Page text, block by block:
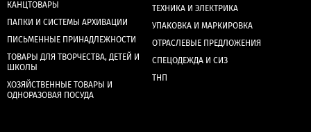
КАНЦТОВАРЫ
ПАПКИ И СИСТЕМЫ АРХИВАЦИИ
ПИСЬМЕННЫЕ ПРИНАДЛЕЖНОСТИ
ТОВАРЫ ДЛЯ ТВОРЧЕСТВА, ДЕТЕЙ И
ШКОЛЫ
ХОЗЯЙСТВЕННЫЕ ТОВАРЫ И
ОДНОРАЗОВАЯ ПОСУДА
ТЕХНИКА И ЭЛЕКТРИКА
УПАКОВКА И МАРКИРОВКА
ОТРАСЛЕВЫЕ ПРЕДЛОЖЕНИЯ
СПЕЦОДЕЖДА И СИЗ
ТНП